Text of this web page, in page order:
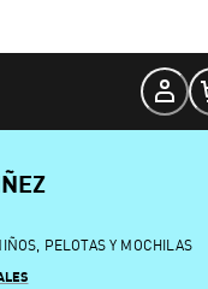
PELOTAS Y MOCHILAS